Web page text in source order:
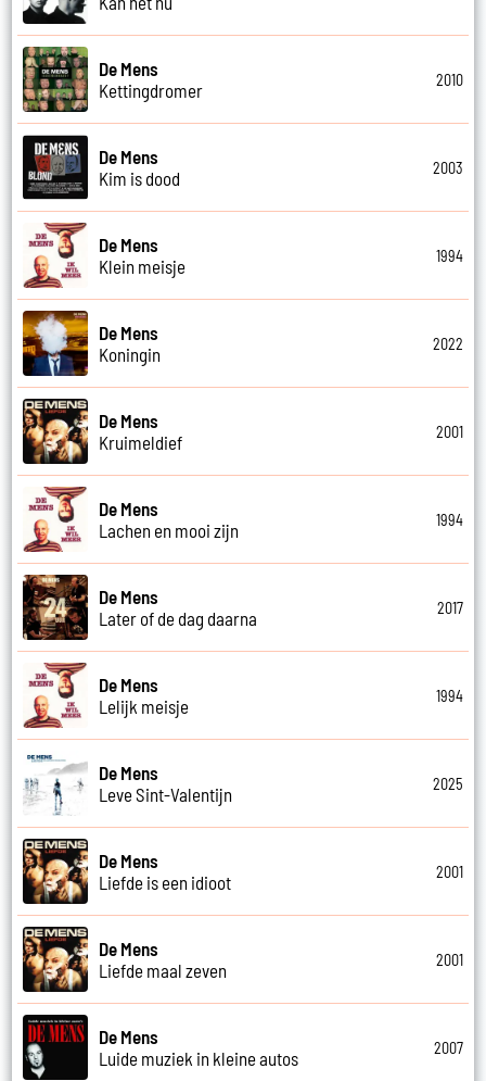
De Mens
Kettingdromer
2010
De Mens
Kim is dood
2003
De Mens
Klein meisje
1994
De Mens
Koningin
2022
De Mens
Kruimeldief
2001
De Mens
Lachen en mooi zijn
1994
De Mens
Later of de dag daarna
2017
De Mens
Lelijk meisje
1994
De Mens
Leve Sint-Valentijn
2025
De Mens
Liefde is een idioot
2001
De Mens
Liefde maal zeven
2001
De Mens
Luide muziek in kleine autos
2007